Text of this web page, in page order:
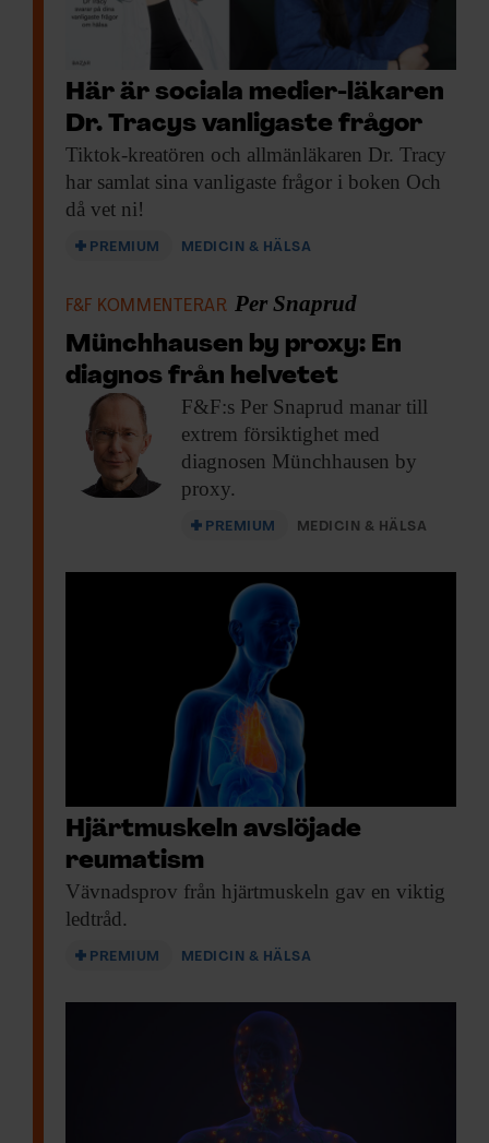
Här är sociala medier-läkaren
Dr. Tracys vanligaste frågor
Tiktok-kreatören och allmänläkaren Dr. Tracy
har samlat sina vanligaste frågor i boken Och
då vet ni!
PREMIUM MEDICIN & HÄLSA
F&F KOMMENTERAR Per Snaprud
Münchhausen by proxy: En
diagnos från helvetet
F&F:s Per Snaprud manar till
extrem försiktighet med
diagnosen Münchhausen by
proxy.
PREMIUM MEDICIN & HÄLSA
Hjärtmuskeln avslöjade
reumatism
Vävnadsprov från hjärtmuskeln gav en viktig
ledtråd.
PREMIUM MEDICIN & HÄLSA